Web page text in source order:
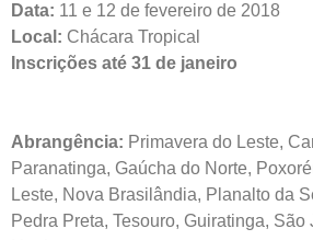
Data: 11 e 12 de fevereiro de 2018
Local: Chácara Tropical
Inscrições até 31 de janeiro
Abrangência: Primavera do Leste,
Paranatinga, Gaúcha do Norte,
Leste, Nova Brasilândia, Planalto da
Pedra Preta, Tesouro, Guiratinga, São